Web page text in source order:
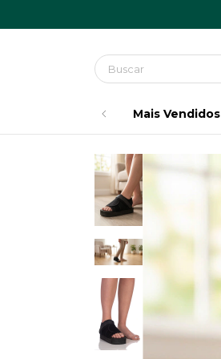
Mais Vendidos